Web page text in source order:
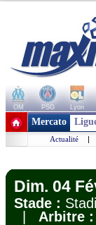
OM PSG Lyon
+ de clubs
Mercato
Actualité |
Dim. 04
Stade :
Arbitre :